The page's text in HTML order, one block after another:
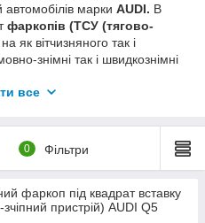
марки AUDI. В
фаркопів (ТСУ (тягово-
на як вітчизняного так і
знімні так і швидкознімні
на Ваш
за вказаними на сайті
все
0 Фільтри
фаркоп під квадрат вставку
пристрій) AUDI Q5